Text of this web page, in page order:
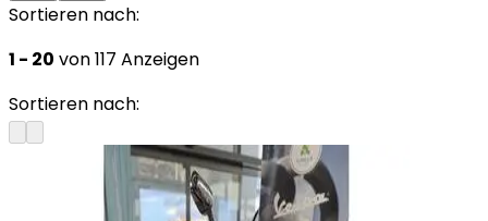
Sortieren nach:
1 - 20 von 117 Anzeigen
Sortieren nach: